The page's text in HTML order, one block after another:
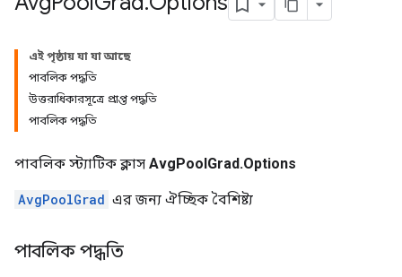
এই পৃষ্ঠায় যা যা আছে
পাবলিক পদ্ধতি
উত্তরাধিকারসূত্রে প্রাপ্ত পদ্ধতি
পাবলিক পদ্ধতি
পাবলিক স্ট্যাটিক ক্লাস AvgPoolGrad.Options
AvgPoolGrad এর জন্য ঐচ্ছিক বৈশিষ্ট্য
পাবলিক পদ্ধতি